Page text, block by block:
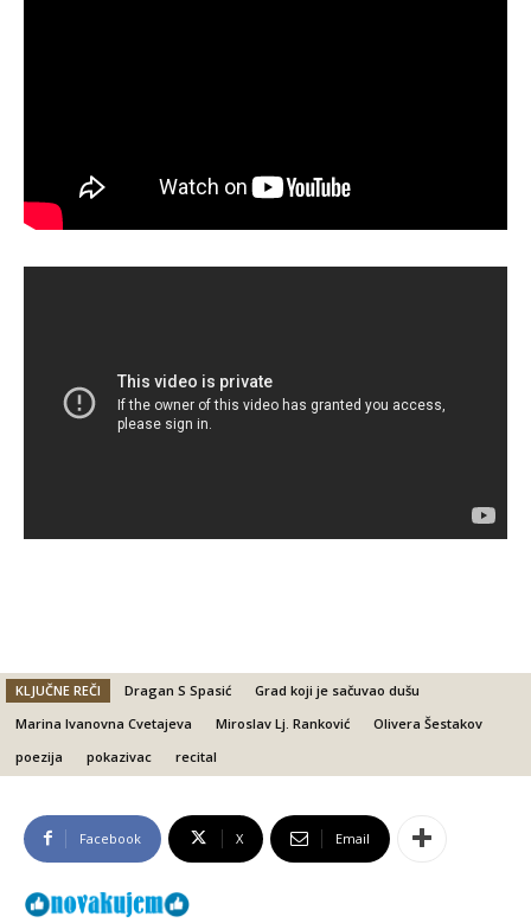
KLJUČNE REČI Dragan S Spasić
Grad koji je sačuvao dušu
Marina Ivanovna Cvetajeva
Miroslav Lj. Ranković
Olivera Šestakov
poezija
pokazivac recital
Facebook X Email